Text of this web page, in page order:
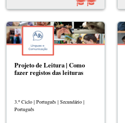
Projeto de Leitura | Como
fazer registos das leituras
3.º Ciclo | Português | Secundário |
Português